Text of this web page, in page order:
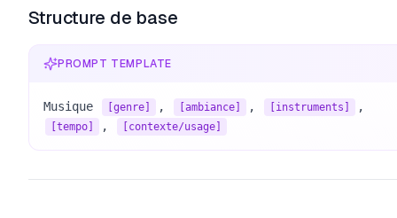
Structure de base
PROMPT TEMPLATE
Musique [genre] , [ambiance] , [instruments]
[tempo] , [contexte/usage]